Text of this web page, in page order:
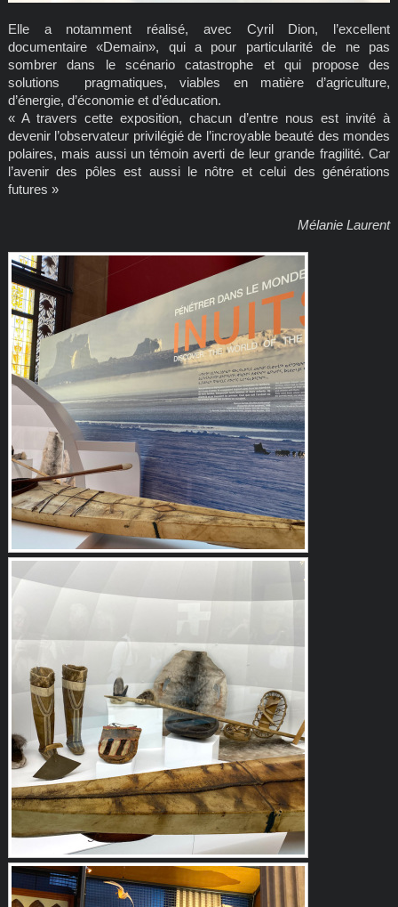
Elle a notamment réalisé, avec Cyril Dion, l’excellent
documentaire «Demain», qui a pour particularité de ne pas
sombrer dans le scénario catastrophe et qui propose des
solutions pragmatiques, viables en matière d’agriculture,
d’énergie, d’économie et d’éducation.
« A travers cette exposition, chacun d’entre nous est invité à
devenir l’observateur privilégié de l’incroyable beauté des mondes
polaires, mais aussi un témoin averti de leur grande fragilité. Car
l’avenir des pôles est aussi le nôtre et celui des générations
futures »
Mélanie Laurent